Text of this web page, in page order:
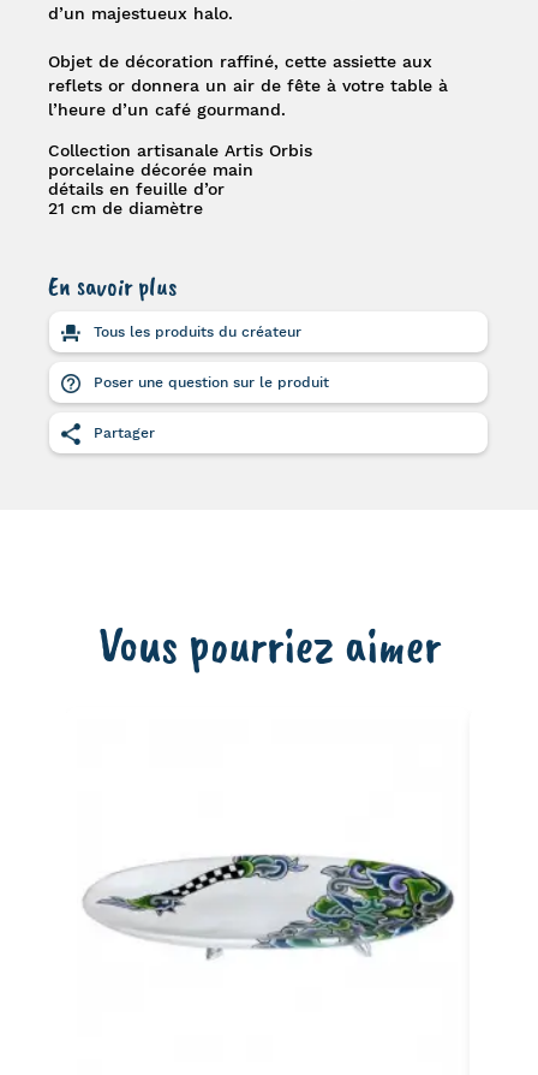
d’un majestueux halo.
Objet de décoration raffiné, cette assiette aux
reflets or donnera un air de fête à votre table à
l’heure d’un café gourmand.
Collection artisanale Artis Orbis
porcelaine décorée main
détails en feuille d’or
21 cm de diamètre
En savoir plus
Tous les produits du créateur
Poser une question sur le produit
Partager
Vous pourriez aimer